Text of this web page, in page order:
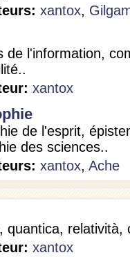
xantox,
de l'information,
xantox
de l'esprit,
des sciences..
xantox, Ache
quantica, relatività,
xantox